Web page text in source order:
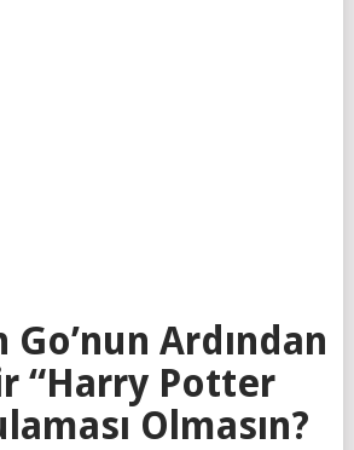
Ardından
“Harry Potter
Olmasın?